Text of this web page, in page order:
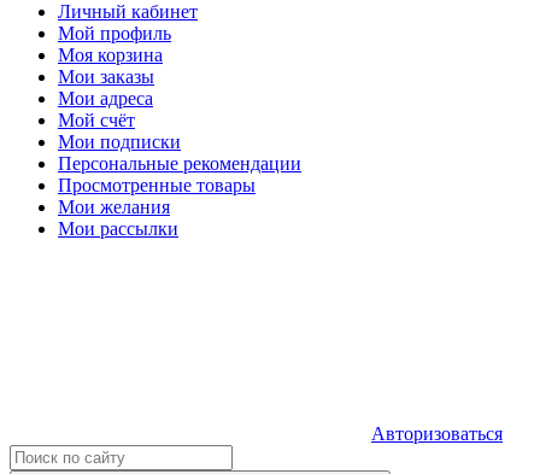
Личный кабинет
Мой профиль
Моя корзина
Мои заказы
Мои адреса
Мой счёт
Мои подписки
Персональные рекомендации
Просмотренные товары
Мои желания
Мои рассылки
Авторизоваться